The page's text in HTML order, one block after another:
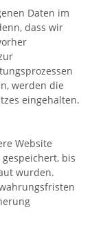
Daten im
dass wir
werden die
eingehalten.
Website
bis
wurden.